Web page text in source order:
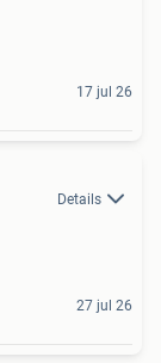
17 jul 26
Details
27 jul 26